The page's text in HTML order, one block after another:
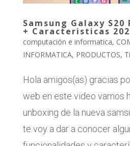
Samsung Galaxy S20
+ Caracteristicas
computación e informatica,
INFORMATICA, PRODUCTOS,
Hola amigos(as) gracias
web en este video vamos
unboxing de la nueva
te voy a dar a conocer